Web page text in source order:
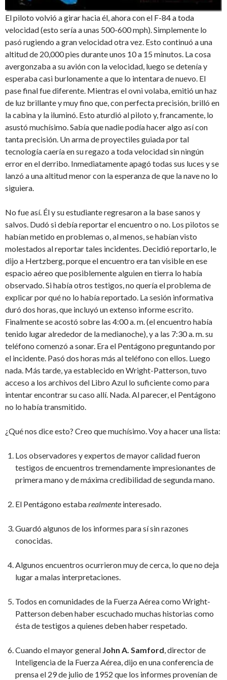
El piloto volvió a girar hacia él, ahora con el F-84 a toda
velocidad (esto sería a unas 500-600 mph). Simplemente lo
pasó rugiendo a gran velocidad otra vez. Esto continuó a una
altitud de 20,000 pies durante unos 10 a 15 minutos. La cosa
avergonzaba a su avión con la velocidad, luego se detenía y
esperaba casi burlonamente a que lo intentara de nuevo. El
pase final fue diferente. Mientras el ovni volaba, emitió un haz
de luz brillante y muy fino que, con perfecta precisión, brilló en
la cabina y la iluminó. Esto aturdió al piloto y, francamente, lo
asustó muchísimo. Sabía que nadie podía hacer algo así con
tanta precisión. Un arma de proyectiles guiada por tal
tecnología caería en su regazo a toda velocidad sin ningún
error en el derribo. Inmediatamente apagó todas sus luces y se
lanzó a una altitud menor con la esperanza de que la nave no lo
siguiera.
No fue así. Él y su estudiante regresaron a la base sanos y
salvos. Dudó si debía reportar el encuentro o no. Los pilotos se
habían metido en problemas o, al menos, se habían visto
molestados al reportar tales incidentes. Decidió reportarlo, le
dijo a Hertzberg, porque el encuentro era tan visible en ese
espacio aéreo que posiblemente alguien en tierra lo había
observado. Si había otros testigos, no quería el problema de
explicar por qué no lo había reportado. La sesión informativa
duró dos horas, que incluyó un extenso informe escrito.
Finalmente se acostó sobre las 4:00 a. m. (el encuentro había
tenido lugar alrededor de la medianoche), y a las 7:30 a. m. su
teléfono comenzó a sonar. Era el Pentágono preguntando por
el incidente. Pasó dos horas más al teléfono con ellos. Luego
nada. Más tarde, ya establecido en Wright-Patterson, tuvo
acceso a los archivos del Libro Azul lo suficiente como para
intentar encontrar su caso allí. Nada. Al parecer, el Pentágono
no lo había transmitido.
¿Qué nos dice esto? Creo que muchísimo. Voy a hacer una lista:
Los observadores y expertos de mayor calidad fueron
testigos de encuentros tremendamente impresionantes de
primera mano y de máxima credibilidad de segunda mano.
El Pentágono estabarealmente interesado.
Guardó algunos de los informes para sí sin razones
conocidas.
Algunos encuentros ocurrieron muy de cerca, lo que no deja
lugar a malas interpretaciones.
Todos en comunidades de la Fuerza Aérea como Wright-
Patterson deben haber escuchado muchas historias como
ésta de testigos a quienes deben haber respetado.
Cuando el mayor general John A. Samford, director de
Inteligencia de la Fuerza Aérea, dijo en una conferencia de
prensa el 29 de julio de 1952 que los informes provenían de